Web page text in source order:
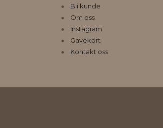
Bli kunde
Om oss
Instagram
Gavekort
Kontakt oss